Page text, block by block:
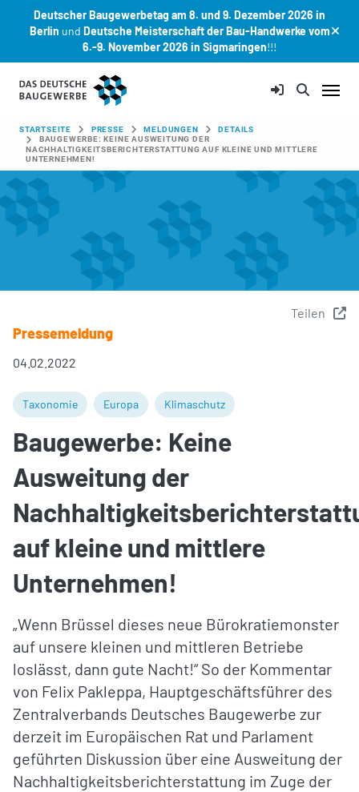
Deutscher Baugewerbetag am 8. und 9. Dezember 2026 in
Berlin und Deutsche Meisterschaft der Bau-Handwerke vom
6.-9. November 2026 in Sigmaringen!!!
Zum Hauptinhalt springen
SIE SIND HIER:
STARTSEITE PRESSE MELDUNGEN
DETAILS
BAUGEWERBE: KEINE AUSWEITUNG DER
NACHHALTIGKEITSBERICHTERSTATTUNG AUF KLEINE UND MITTLERE
UNTERNEHMEN!
Teilen
Pressemeldung
04.02.2022
Taxonomie Europa Klimaschutz
Baugewerbe: Keine
Ausweitung der
auf kleine und mittlere
Unternehmen!
„Wenn Brüssel dieses neue Bürokratiemonster
auf unsere kleinen und mittleren Betriebe
loslässt, dann gute Nacht!“ So der Kommentar
von Felix Pakleppa, Hauptgeschäftsführer des
Zentralverbands Deutsches Baugewerbe zur
derzeit im Europäischen Rat und Parlament
geführten Diskussion über eine Ausweitung der
Nachhaltigkeitsberichterstattung im Zuge der